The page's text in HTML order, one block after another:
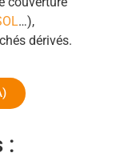
…),
dérivés.
: